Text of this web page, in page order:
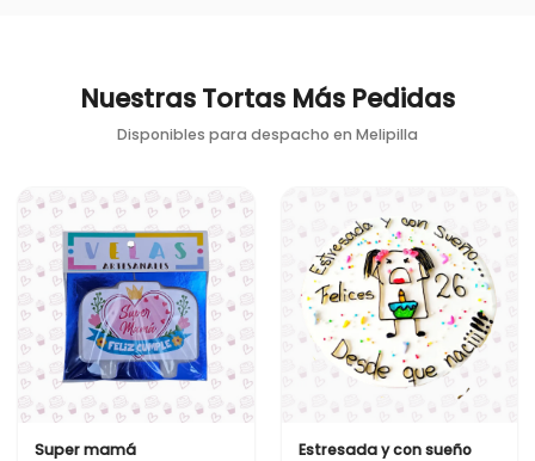
Nuestras Tortas Más Pedidas
Disponibles para despacho en Melipilla
Super mamá Estresada y con sueño